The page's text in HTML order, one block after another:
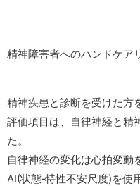
精神障害者へのハンドケア
精神疾患と診断を受けた方
評価項目は、自律神経と精
た。
自律神経の変化は心拍変動
AI(状態‐特性不安尺度)を使